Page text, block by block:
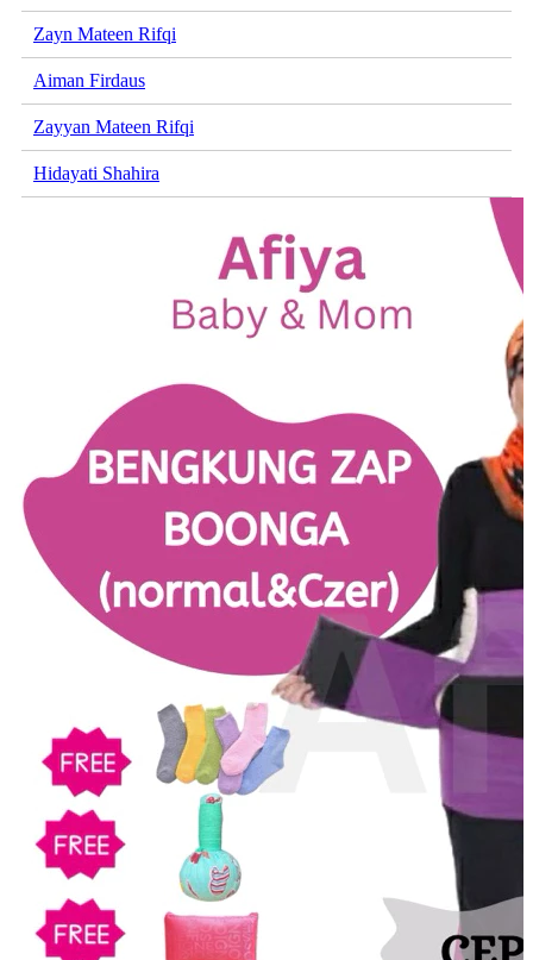
Zayn Mateen Rifqi
Aiman Firdaus
Zayyan Mateen Rifqi
Hidayati Shahira